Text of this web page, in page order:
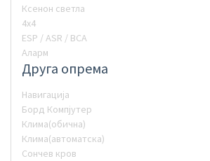
Ксенон светла
4х4
ESP / ASR / BCA
Аларм
Друга опрема
Навигација
Борд Компјутер
Клима(обична)
Клима(автоматска)
Сончев кров